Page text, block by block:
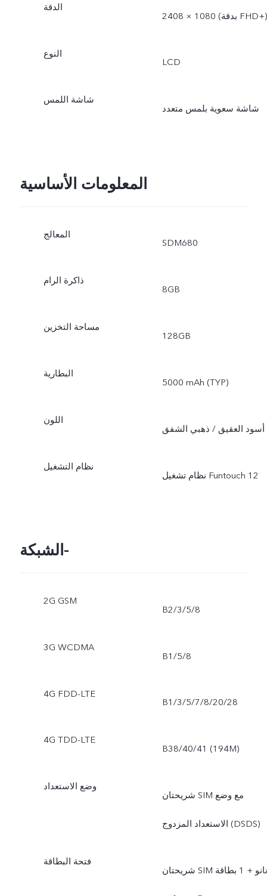
الدقة
2408 × 1080 (بدقة ‎FHD+‏)
النوع
LCD
شاشة اللمس
شاشة سعوية بلمس متعدد
المعلومات الأساسية
المعالج
ذاكرة الرام
8GB
مساحة التخزين
128GB
البطارية
5000 mAh (TYP)
اللون
أسود العقيق / ذهبي الشفق
نظام التشغيل
الشبكة-
2G GSM
B2/3/5/8
3G WCDMA
B1/5/8
4G FDD-LTE
B1/3/5/7/8/20/28
4G TDD-LTE
B38/40/41 (194M)
وضع الاستعداد
شريحتان SIM مع وضع
الاستعداد المزدوج (DSDS)
فتحة البطاقة
شريحتان SIM نانو + 1 بطاقة